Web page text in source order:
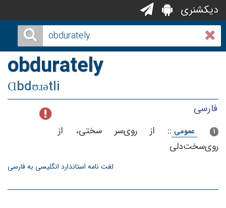
دیکشنری
obdurately
Ɑbdʊɹətli
فارسی
1 عمومی :: از روی‌سر سختی‌، از
روی‌سخت‌دلی‌
لغت نامه استاندارد انگلیسی به فارسی